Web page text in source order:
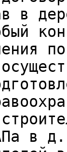
в
в